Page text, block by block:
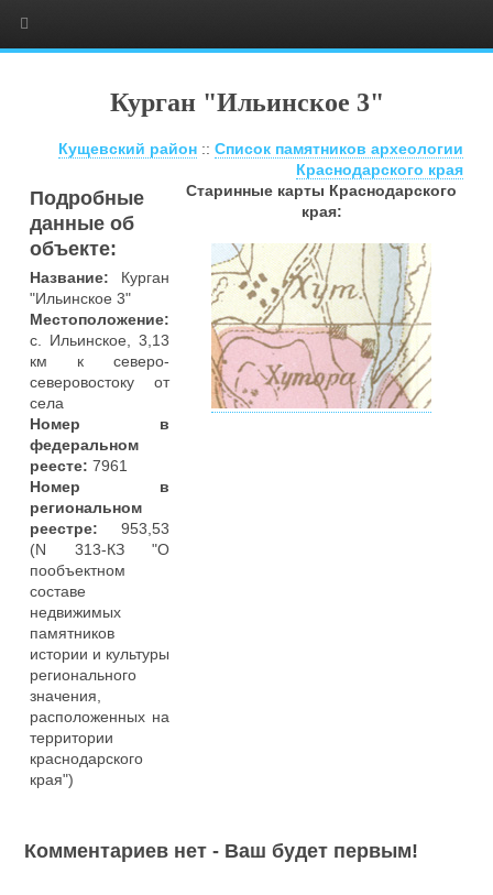
Курган "Ильинское 3"
Кущевский район:: Список памятников археологии
Краснодарского края
Подробные
данные об
объекте:
Название: Курган
"Ильинское 3"
Местоположение:
с. Ильинское, 3,13
км к северо-
северовостоку от
села
Номер в
федеральном
реесте:7961
Номер в
региональном
реестре:953,53
(N 313-КЗ "О
пообъектном
составе
недвижимых
памятников
истории и культуры
регионального
значения,
расположенных на
территории
краснодарского
края")
Старинные карты Краснодарского
края:
Комментариев нет - Ваш будет первым!